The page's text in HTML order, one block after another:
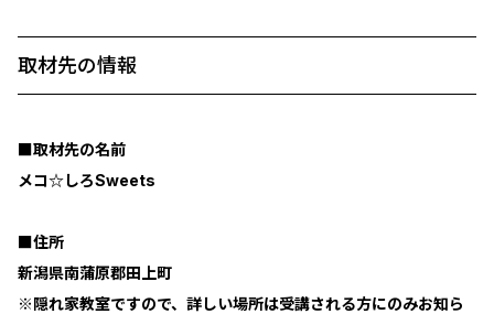
取材先の情報
■取材先の名前
メコ☆しろSweets
■住所
新潟県南蒲原郡田上町
※隠れ家教室ですので、詳しい場所は受講される方にのみお知ら